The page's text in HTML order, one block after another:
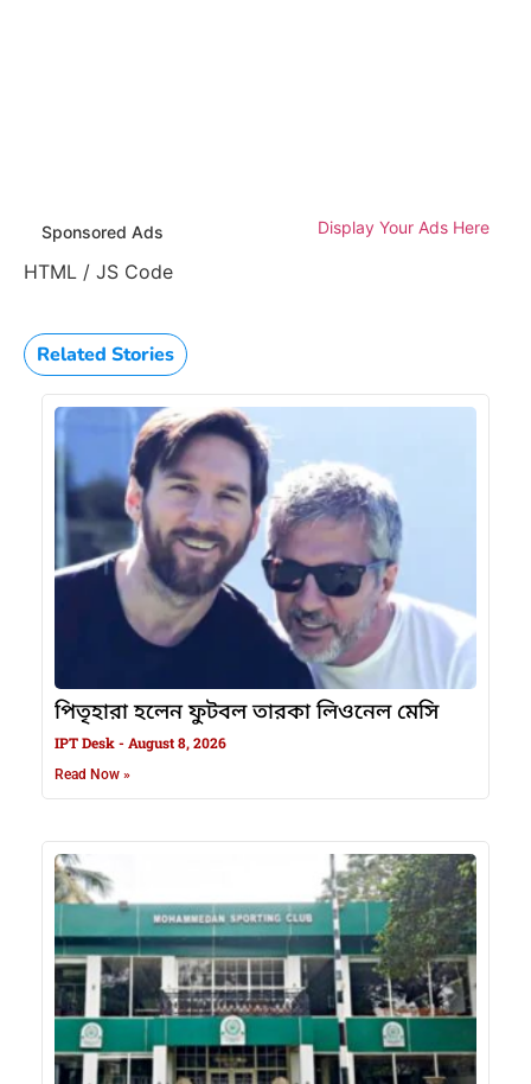
Sponsored Ads Display Your Ads Here
HTML / JS Code
Related Stories
পিতৃহারা হলেন ফুটবল তারকা লিওনেল মেসি
IPT Desk August 8, 2026
Read Now »